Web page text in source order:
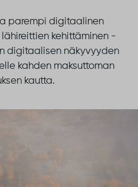
parempi digitaalinen
kehittäminen -
digitaalisen näkyvyyden
kahden maksuttoman
kautta.